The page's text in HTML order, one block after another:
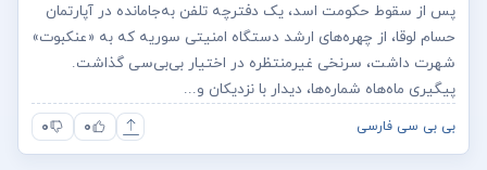
پس از سقوط حکومت اسد، یک دفترچه تلفن به‌جامانده در آپارتمان
حسام لوقا، از چهره‌های ارشد دستگاه امنیتی سوریه که به «عنکبوت»
شهرت داشت، سرنخی غیرمنتظره در اختیار بی‌بی‌سی گذاشت.
پیگیری ماه‌هاه شماره‌ها، دیدار با نزدیکان و...
بی بی سی فارسی ۰ ۰